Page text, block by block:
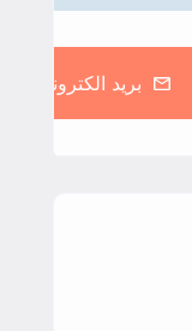
بريد الكتروني